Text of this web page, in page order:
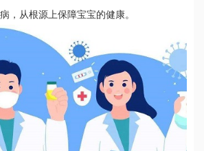
，从根源上保障宝宝的健康。